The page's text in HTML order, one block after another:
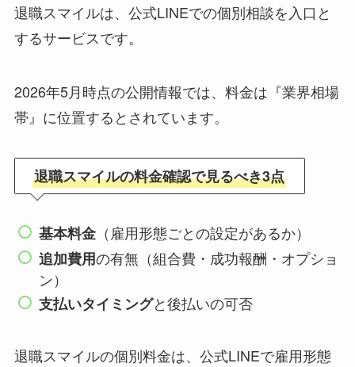
退職スマイルは、公式LINEでの個別相談を入口と
するサービスです。
2026年5月時点の公開情報では、料金は『業界相場
帯』に位置するとされています。
退職スマイルの料金確認で見るべき3点
基本料金 （雇用形態ごとの設定があるか）
追加費用の有無（組合費・成功報酬・オプショ
ン）
支払いタイミングと後払いの可否
退職スマイルの個別料金は、公式LINEで雇用形態